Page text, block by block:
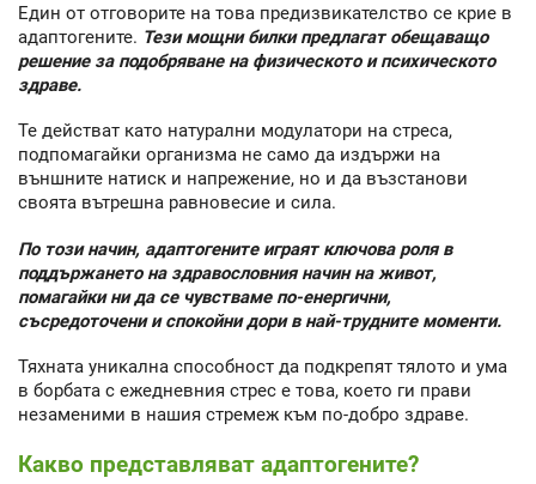
Един от отговорите на това предизвикателство се крие в
адаптогените. Тези мощни билки предлагат обещаващо
решение за подобряване на физическото и психическото
здраве.
Те действат като натурални модулатори на стреса,
подпомагайки организма не само да издържи на
външните натиск и напрежение, но и да възстанови
своята вътрешна равновесие и сила.
По този начин, адаптогените играят ключова роля в
поддържането на здравословния начин на живот,
помагайки ни да се чувстваме по-енергични,
съсредоточени и спокойни дори в най-трудните моменти.
Тяхната уникална способност да подкрепят тялото и ума
в борбата с ежедневния стрес е това, което ги прави
незаменими в нашия стремеж към по-добро здраве.
Какво представляват адаптогените?